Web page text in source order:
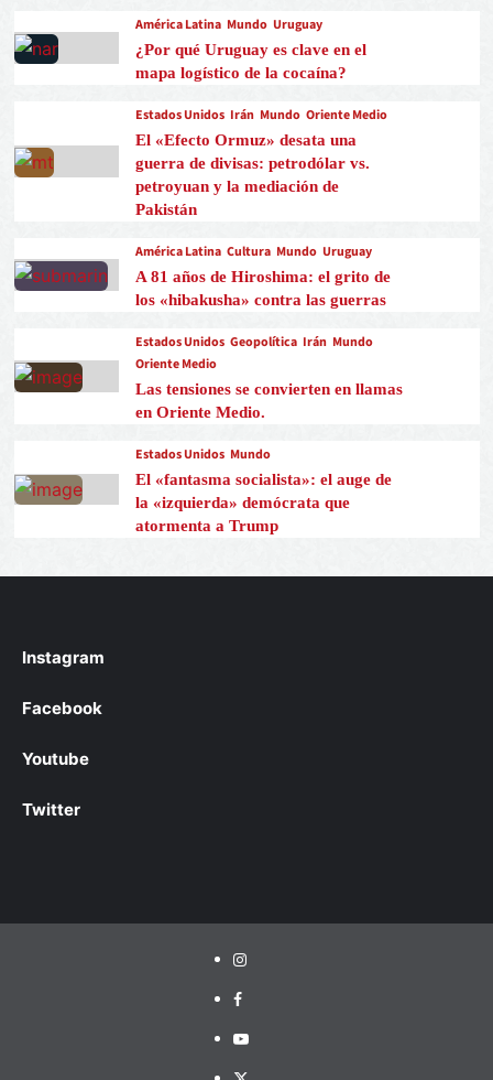
América Latina Mundo Uruguay
¿Por qué Uruguay es clave en el
mapa logístico de la cocaína?
Estados Unidos Irán Mundo Oriente Medio
El «Efecto Ormuz» desata una
guerra de divisas: petrodólar vs.
petroyuan y la mediación de
Pakistán
América Latina Cultura Mundo Uruguay
A 81 años de Hiroshima: el grito de
los «hibakusha» contra las guerras
Estados Unidos Geopolítica Irán Mundo
Oriente Medio
Las tensiones se convierten en llamas
en Oriente Medio.
Estados Unidos Mundo
El «fantasma socialista»: el auge de
la «izquierda» demócrata que
atormenta a Trump
Instagram
Facebook
Youtube
Twitter